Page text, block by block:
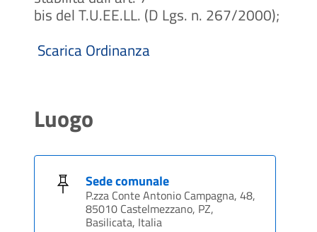
bis del T.U.EE.LL. (D Lgs. n. 267/2000);
Scarica Ordinanza
Luogo
Sede comunale
P.zza Conte Antonio Campagna, 48,
85010 Castelmezzano, PZ,
Basilicata, Italia